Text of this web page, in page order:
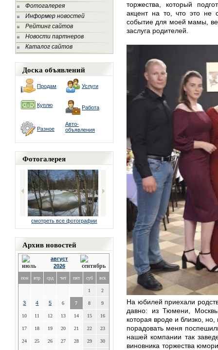
Фотогалерея
Информер новостей
Рейтинг сайтов
Новости партнеров
Каталог сайтов
Доска объявлений
Продам Услуги
Куплю Работа
Разное
Авто-
объявления
Фотогалерея
смотреть все фотографии
Архив новостей
август
2026
пон втр срд чет пят суб вск
1 2
3 4 5 6 7 8 9
10 11 12 13 14 15 16
17 18 19 20 21 22 23
24 25 26 27 28 29 30
торжества, который
акцент на то, что это не
событие для моей мамы,
заслуга родителей.
На юбилей приехали
давно: из Тюмени,
которая вроде и близко,
порадовать меня
нашей компании так
виновника торжества